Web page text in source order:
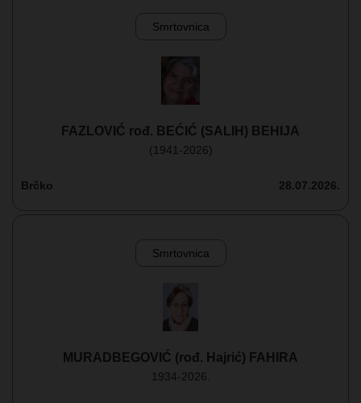
Smrtovnica
FAZLOVIĆ rođ. BEĆIĆ (SALIH) BEHIJA
(1941-2026)
Brčko 28.07.2026.
Smrtovnica
MURADBEGOVIĆ (rođ. Hajrić) FAHIRA
1934-2026.